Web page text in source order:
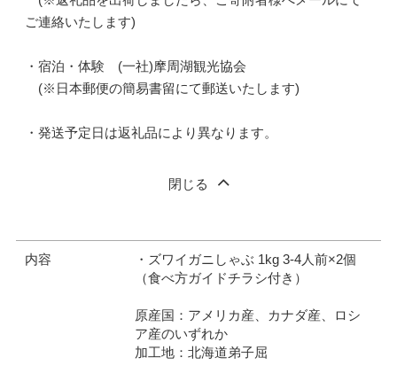
ご連絡いたします)
・宿泊・体験 (一社)摩周湖観光協会
(※日本郵便の簡易書留にて郵送いたします)
・発送予定日は返礼品により異なります。
閉じる
内容
・ズワイガニしゃぶ 1kg 3-4人前×2個
（食べ方ガイドチラシ付き）
原産国：アメリカ産、カナダ産、ロシ
ア産のいずれか
加工地：北海道弟子屈